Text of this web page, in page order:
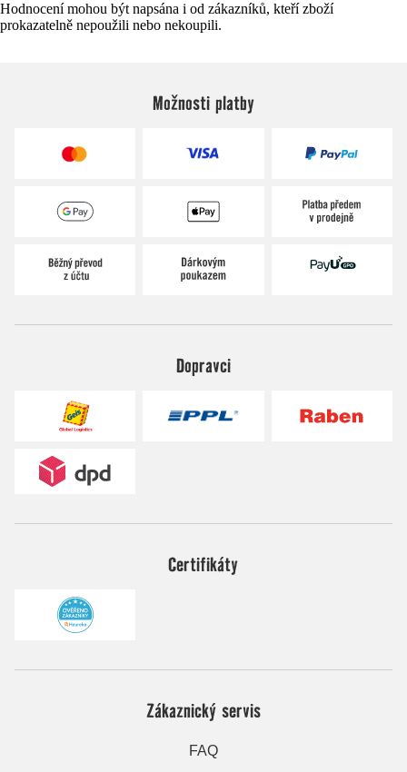
Hodnocení mohou být napsána i od zákazníků, kteří zboží
prokazatelně nepoužili nebo nekoupili.
Možnosti platby
Dopravci
Certifikáty
Zákaznický servis
FAQ